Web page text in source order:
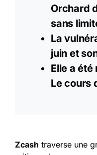
Orchard
sans
La
juin et
Elle a été
Le cours
Zcash traverse une